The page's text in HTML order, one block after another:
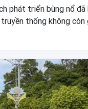
phát triển bùng nổ đã
thống không còn